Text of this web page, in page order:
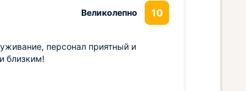
Великолепно 10
персонал приятный и
близким!